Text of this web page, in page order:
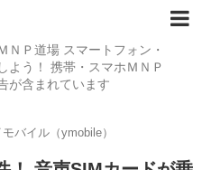
ＮＰ道場 スマートフォン・
よう！ 携帯・スマホＭＮＰ
が含まれています
バイル（ymobile）